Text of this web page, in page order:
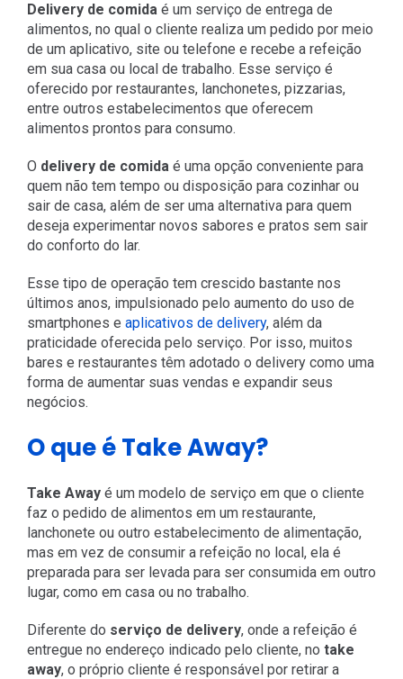
Delivery de comidaé um serviço de entrega de
alimentos, no qual o cliente realiza um pedido por meio
de um aplicativo, site ou telefone e recebe a refeição
em sua casa ou local de trabalho. Esse serviço é
oferecido por restaurantes, lanchonetes, pizzarias,
entre outros estabelecimentos que oferecem
alimentos prontos para consumo.
O delivery de comidaé uma opção conveniente para
quem não tem tempo ou disposição para cozinhar ou
sair de casa, além de ser uma alternativa para quem
deseja experimentar novos sabores e pratos sem sair
do conforto do lar.
Esse tipo de operação tem crescido bastante nos
últimos anos, impulsionado pelo aumento do uso de
smartphones e aplicativos de delivery, além da
praticidade oferecida pelo serviço. Por isso, muitos
bares e restaurantes têm adotado o delivery como uma
forma de aumentar suas vendas e expandir seus
negócios.
O que é Take Away?
Take Awayé um modelo de serviço em que o cliente
faz o pedido de alimentos em um restaurante,
lanchonete ou outro estabelecimento de alimentação,
mas em vez de consumir a refeição no local, ela é
preparada para ser levada para ser consumida em outro
lugar, como em casa ou no trabalho.
Diferente do serviço de delivery, onde a refeição é
entregue no endereço indicado pelo cliente, no take
away, o próprio cliente é responsável por retirar a